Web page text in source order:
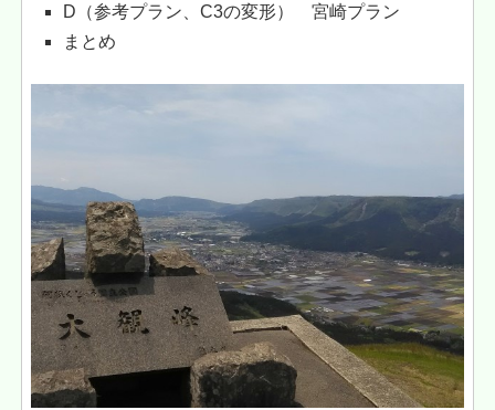
D（参考プラン、C3の変形） 宮崎プラン
まとめ